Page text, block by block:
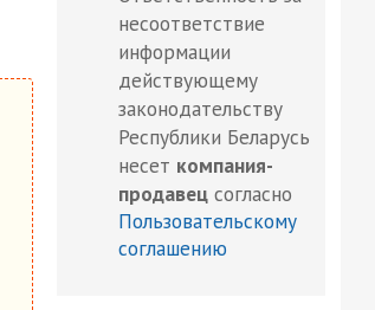
несоответствие
информации
действующему
законодательству
Республики Беларусь
несет компания-
продавец согласно
Пользовательскому
соглашению